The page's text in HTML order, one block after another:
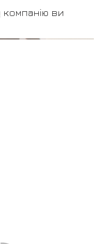
ви